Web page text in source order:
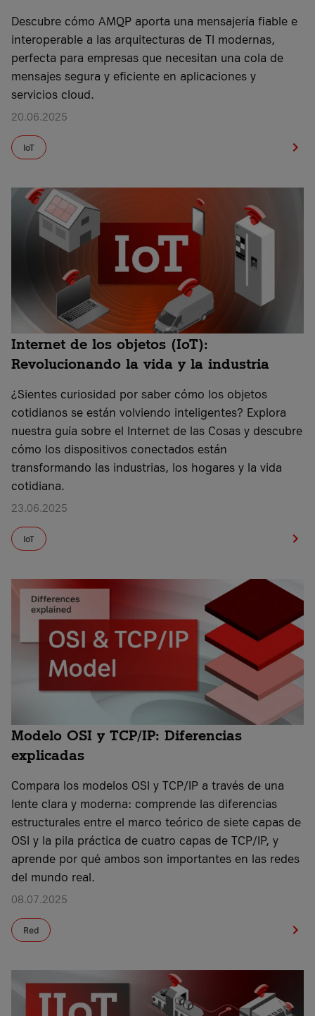
Descubre cómo AMQP aporta una mensajería fiable e
interoperable a las arquitecturas de TI modernas,
perfecta para empresas que necesitan una cola de
mensajes segura y eficiente en aplicaciones y
servicios cloud.
20.06.2025
IoT
Internet de los objetos (IoT):
Revolucionando la vida y la industria
¿Sientes curiosidad por saber cómo los objetos
cotidianos se están volviendo inteligentes? Explora
nuestra guía sobre el Internet de las Cosas y descubre
cómo los dispositivos conectados están
transformando las industrias, los hogares y la vida
cotidiana.
23.06.2025
IoT
Modelo OSI y TCP/IP: Diferencias
explicadas
Compara los modelos OSI y TCP/IP a través de una
lente clara y moderna: comprende las diferencias
estructurales entre el marco teórico de siete capas de
OSI y la pila práctica de cuatro capas de TCP/IP, y
aprende por qué ambos son importantes en las redes
del mundo real.
08.07.2025
Red